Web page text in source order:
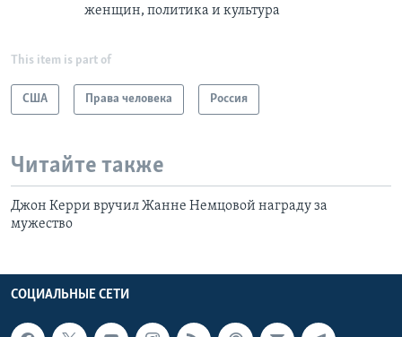
женщин, политика и культура
This item is part of
США Права человека Россия
Читайте также
Джон Керри вручил Жанне Немцовой награду за
мужество
СОЦИАЛЬНЫЕ СЕТИ